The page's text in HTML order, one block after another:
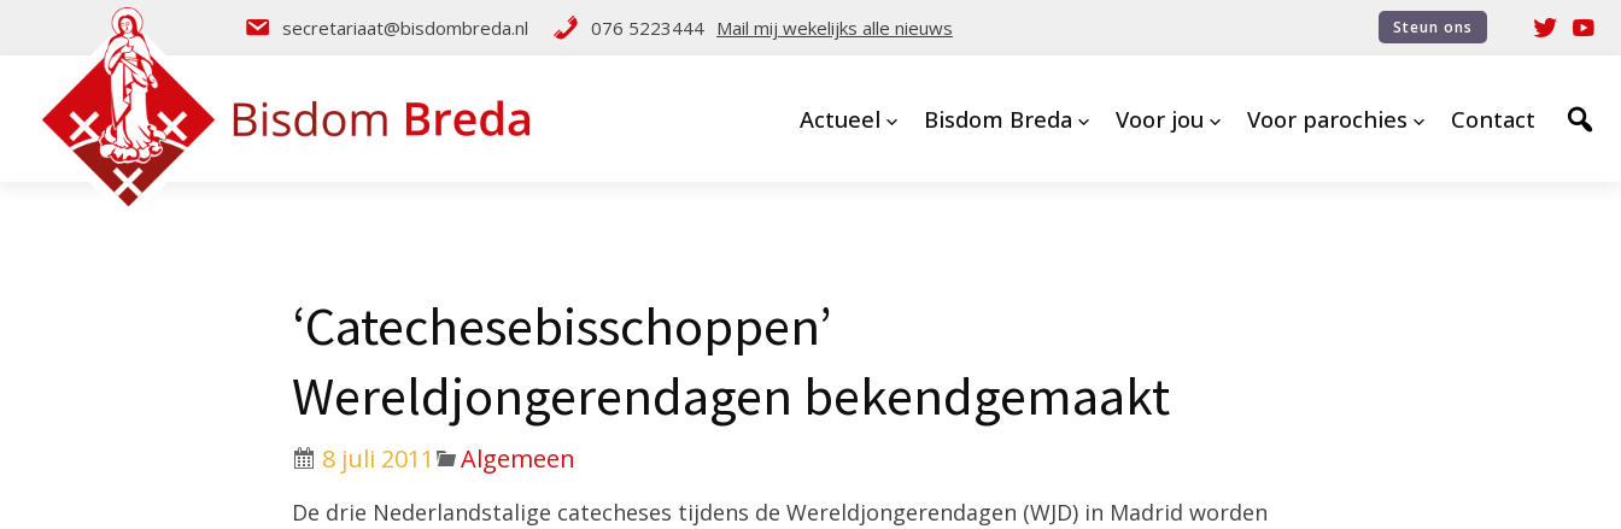
secretariaat@bisdombreda.nl 076 5223444 Mail mij wekelijks alle nieuws Steun ons
Actueel Bisdom Breda Voor jou Voor parochies Contact
‘Catechesebisschoppen’
Wereldjongerendagen bekendgemaakt
8 juli 2011 Algemeen
De drie Nederlandstalige catecheses tijdens de Wereldjongerendagen (WJD) in Madrid worden